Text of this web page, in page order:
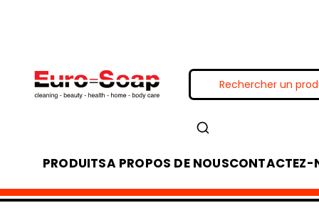
PRODUITSA PROPOS DE NOUSCONTACTEZ-